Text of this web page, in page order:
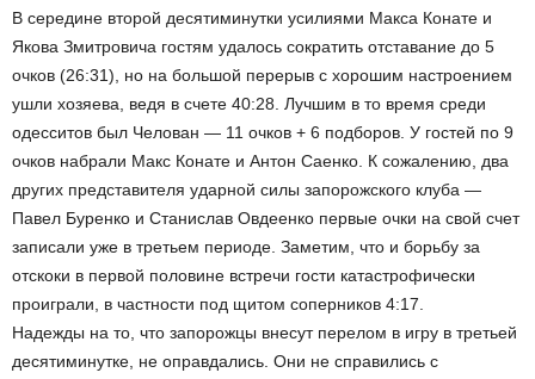
В середине второй десятиминутки усилиями Макса Конате и
Якова Змитровича гостям удалось сократить отставание до 5
очков (26:31), но на большой перерыв с хорошим настроением
ушли хозяева, ведя в счете 40:28. Лучшим в то время среди
одесситов был Челован — 11 очков + 6 подборов. У гостей по 9
очков набрали Макс Конате и Антон Саенко. К сожалению, два
других представителя ударной силы запорожского клуба —
Павел Буренко и Станислав Овдеенко первые очки на свой счет
записали уже в третьем периоде. Заметим, что и борьбу за
отскоки в первой половине встречи гости катастрофически
проиграли, в частности под щитом соперников 4:17.
Надежды на то, что запорожцы внесут перелом в игру в третьей
десятиминутке, не оправдались. Они не справились с